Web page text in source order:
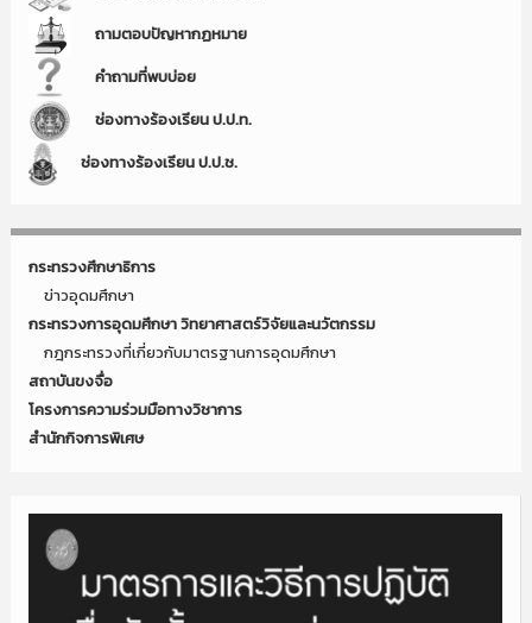
ถามตอบปัญหากฏหมาย
คำถามที่พบบ่อย
ช่องทางร้องเรียน ป.ป.ท.
ช่องทางร้องเรียน ป.ป.ช.
กระทรวงศึกษาธิการ
ข่าวอุดมศึกษา
กระทรวงการอุดมศึกษา วิทยาศาสตร์วิจัยและนวัตกรรม
กฎกระทรวงที่เกี่ยวกับมาตรฐานการอุดมศึกษา
สถาบันขงจื่อ
โครงการความร่วมมือทางวิชาการ
สำนักกิจการพิเศษ